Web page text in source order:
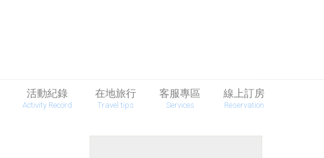
活動紀錄
Activity Record
在地旅行
Travel tips
客服專區
Services
線上訂房
Reservation